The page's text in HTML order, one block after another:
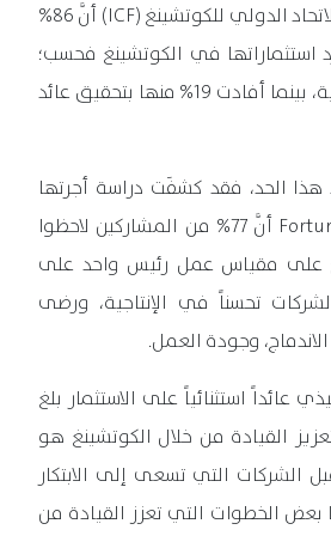
وجدت دراسة أجراها الاتحاد الدولي للكوتشينغ (ICF) أنَّ 86%
استثماراتها في الكوتشينغ فحسب؛
بل حققت عوائد إضافية، بينما أفادت 19% منها بتحقيق عائد
هذا الحد، فقد كشفَت دراسة أجرتها
إحدى شركات Fortune 500 أنَّ 77% من المشاركين لاحظوا
على مقياس عمل رئيس واحد على
تحسناً في الإنتاجية، ورضى
وجودة العمل.
عائداً استثنائياً على الاستثمار بلغ
تعزيز القيادة من خلال الكوتشينغ هو
الشركات التي تسعى إلى الابتكار
بعض الخطوات التي تعزز القيادة من